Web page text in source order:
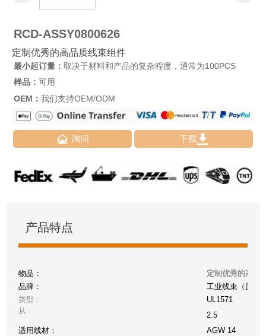
RCD-ASSY0800626
定制优秀的高品质线束组件
最小起订量： 取决于材料和产品的复杂程度，通常为100PCS
样品： 可用
OEM： 我们支持OEM/ODM
 询问 下载
产品特点
物品：
定制优秀的高品
品牌：
工业线束（原件
类型：
UL1571
从：
2.5
适用线材：
AGW 14